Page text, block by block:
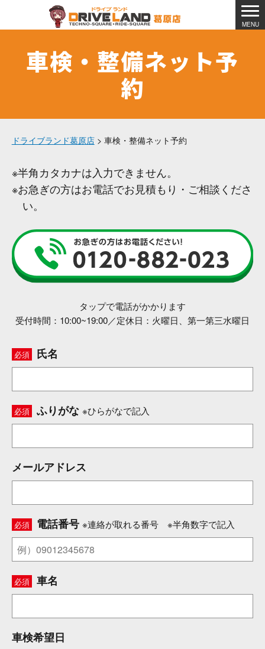
車検・整備ネット予
約
ドライブランド葛原店> 車検・整備ネット予約
※半角カタカナは入力できません。
※お急ぎの方はお電話でお見積もり・ご相談くださ
い。
タップで電話がかかります
受付時間：10:00~19:00／定休日：火曜日、第一第三水曜日
必須 氏名
必須 ふりがな ※ひらがなで記入
メールアドレス
必須 電話番号 ※連絡が取れる番号 ※半角数字で記入
必須 車名
車検希望日